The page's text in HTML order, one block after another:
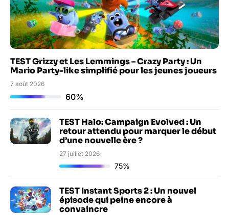
TEST Grizzy et Les Lemmings – Crazy Party : Un
Mario Party-like simplifié pour les jeunes joueurs
7 août 2026
60%
TEST Halo: Campaign Evolved : Un
retour attendu pour marquer le début
d’une nouvelle ère ?
27 juillet 2026
75%
TEST Instant Sports 2 : Un nouvel
épisode qui peine encore à
convaincre